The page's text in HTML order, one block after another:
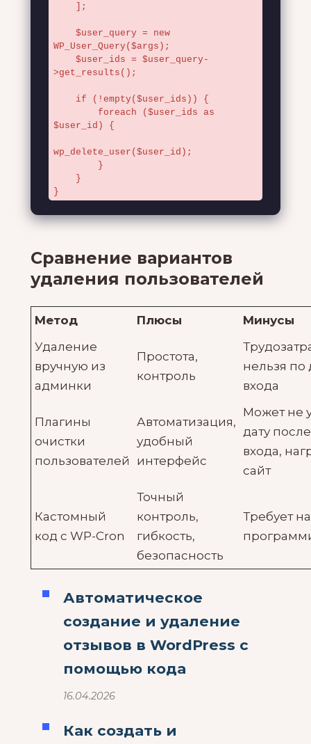
WP_User_Query($args);
>get_results();
$user_id) {
wp_delete_user($user_id);
}
Сравнение вариантов
удаления пользователей
Метод Плюсы
Минусы
Удаление
вручную из
админки
Простота,
контроль
нельзя по
входа
Плагины
очистки
пользователей
Автоматизация,
удобный
интерфейс
Может не
дату
входа,
сайт
Кастомный
код с WP-Cron
Точный
контроль,
гибкость,
безопасность
Требует
Автоматическое
создание и удаление
отзывов в WordPress с
помощью кода
16.04.2026
Как создать и